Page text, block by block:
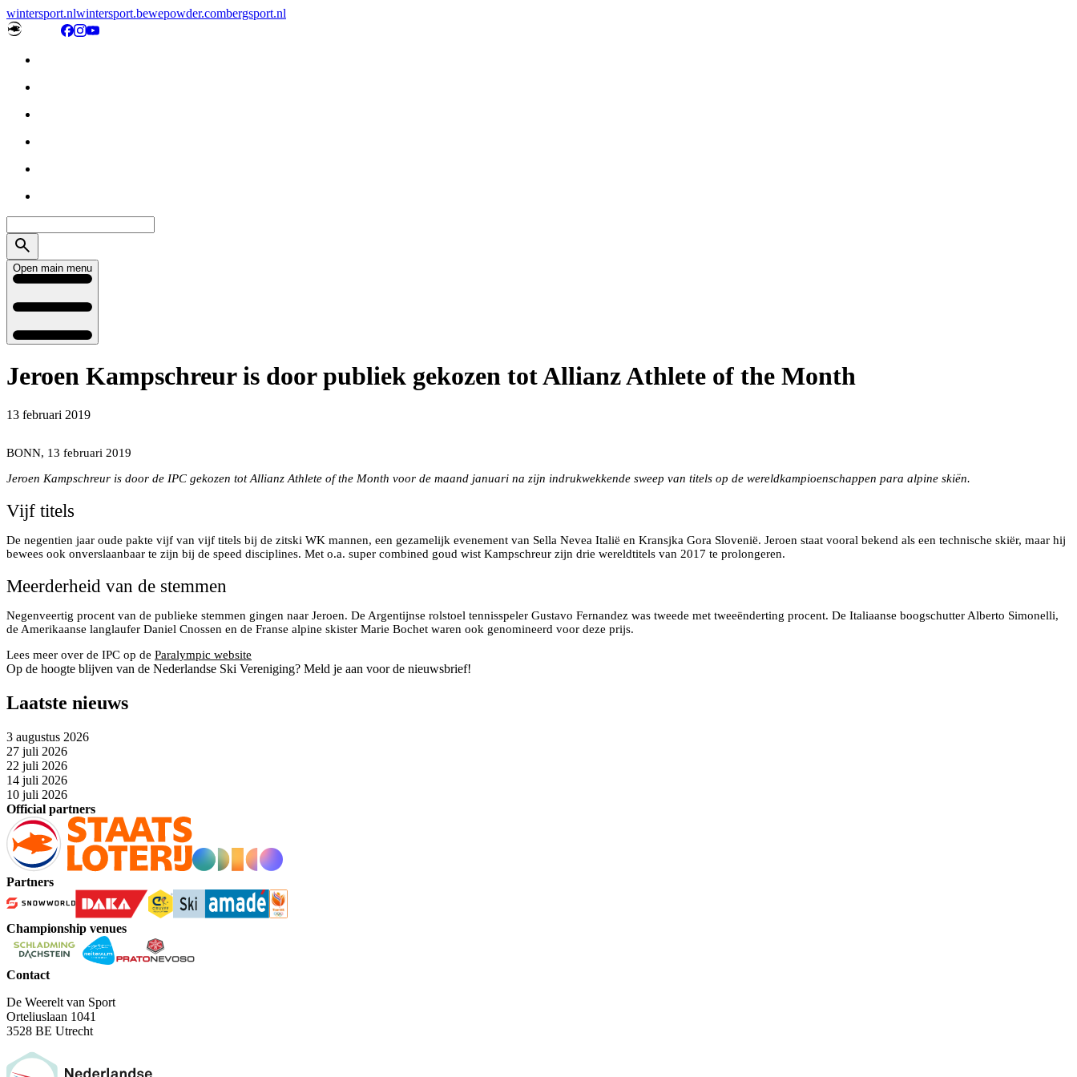
wintersport.nlwintersport.bewepowder.combergsport.nl
Open main menu
Jeroen Kampschreur is door publiek gekozen tot Allianz Athlete of the Month
13 februari 2019
BONN, 13 februari 2019
Jeroen Kampschreur is door de IPC gekozen tot Allianz Athlete of the Month voor de maand januari na zijn indrukwekkende sweep van titels op de wereldkampioenschappen para alpine skiën.
Vijf titels
De negentien jaar oude pakte vijf van vijf titels bij de zitski WK mannen, een gezamelijk evenement van Sella Nevea Italië en Kransjka Gora Slovenië. Jeroen staat vooral bekend als een technische skiër, maar hij
bewees ook onverslaanbaar te zijn bij de speed disciplines. Met o.a. super combined goud wist Kampschreur zijn drie wereldtitels van 2017 te prolongeren.
Meerderheid van de stemmen
Negenveertig procent van de publieke stemmen gingen naar Jeroen. De Argentijnse rolstoel tennisspeler Gustavo Fernandez was tweede met tweeënderting procent. De Italiaanse boogschutter Alberto Simonelli,
de Amerikaanse langlaufer Daniel Cnossen en de Franse alpine skister Marie Bochet waren ook genomineerd voor deze prijs.
Lees meer over de IPC op de Paralympic website
Op de hoogte blijven van de Nederlandse Ski Vereniging? Meld je aan voor de nieuwsbrief!
Laatste nieuws
3 augustus 2026
27 juli 2026
22 juli 2026
14 juli 2026
10 juli 2026
Official partners
Partners
Championship venues
Contact
De Weerelt van Sport
Orteliuslaan 1041
3528 BE Utrecht